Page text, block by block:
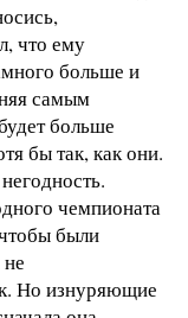
что ему
больше и
самым
больше
бы так, как они.
чемпионата
были
Но изнуряющие